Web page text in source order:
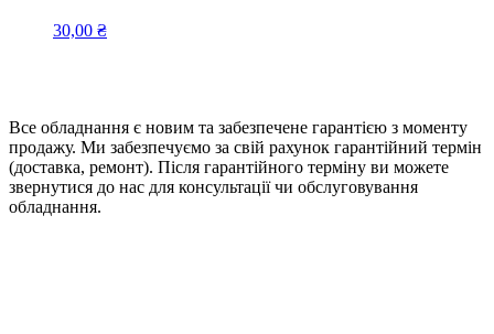
30,00 ₴
Все обладнання є новим та забезпечене гарантією з моменту
продажу. Ми забезпечуємо за свій рахунок гарантійний термін
(доставка, ремонт). Після гарантійного терміну ви можете
звернутися до нас для консультації чи обслуговування
обладнання.